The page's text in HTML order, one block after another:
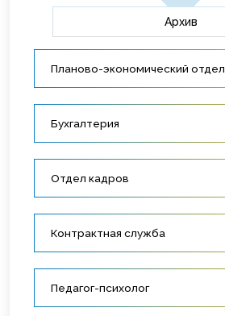
Архив
Планово-экономический отдел
Бухгалтерия
Отдел кадров
Контрактная служба
Педагог-психолог